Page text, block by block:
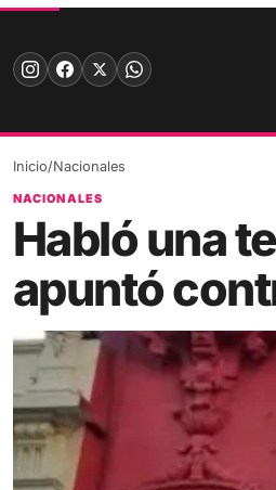
Skip
content
Inicio /Nacionales
NACIONALES
Habló una
apuntó